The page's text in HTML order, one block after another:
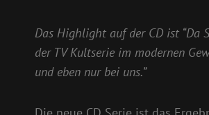
Das Highlight auf der CD ist “Da
der TV Kultserie im modernen
und eben nur bei uns.”